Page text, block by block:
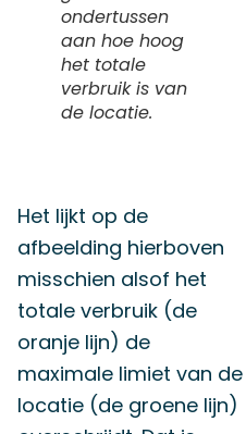
ondertussen
aan hoe hoog
het totale
verbruik is van
de locatie.
Het lijkt op de
afbeelding hierboven
misschien alsof het
totale verbruik (de
oranje lijn) de
maximale limiet van de
locatie (de groene lijn)